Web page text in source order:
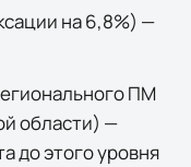
на6,8%) —
ПМ
области) —
до этого уровня